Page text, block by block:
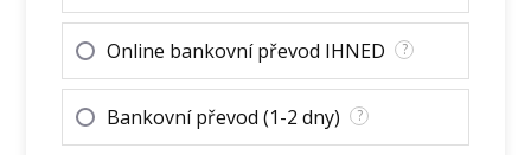
Online bankovní převod IHNED ?
Bankovní převod (1-2 dny) ?